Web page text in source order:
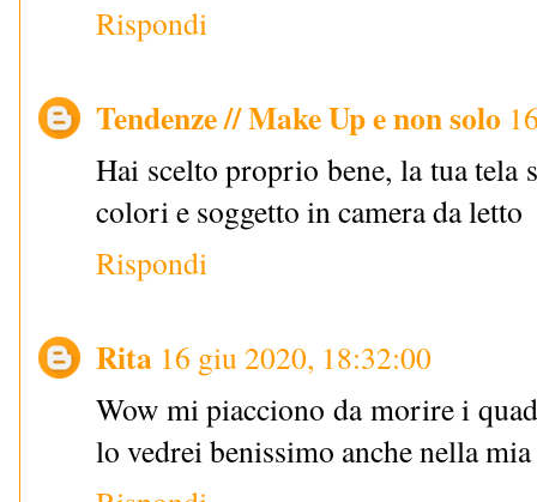
Rispondi
Tendenze // Make Up e non solo
Hai scelto proprio bene, la tua tela
colori e soggetto in camera da letto
Rispondi
Rita 16 giu 2020, 18:32:00
Wow mi piacciono da morire i
lo vedrei benissimo anche nella